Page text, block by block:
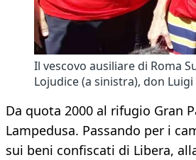
Il vescovo ausiliare di Roma
Lojudice (a sinistra), don
Da quota 2000 al rifugio Gran
Lampedusa. Passando per i
sui beni confiscati di Libera,